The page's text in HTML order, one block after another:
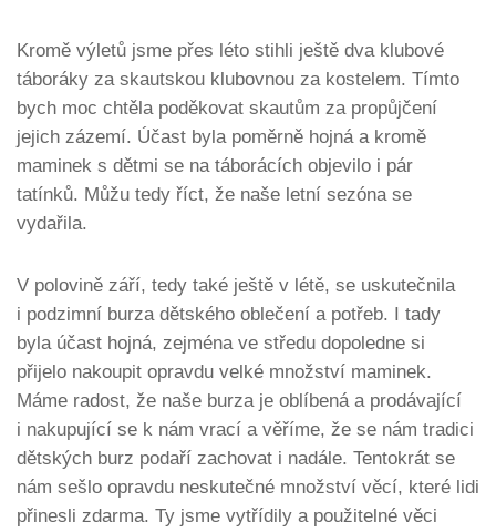
Kromě výletů jsme přes léto stihli ještě dva klubové
táboráky za skautskou klubovnou za kostelem. Tímto
bych moc chtěla poděkovat skautům za propůjčení
jejich zázemí. Účast byla poměrně hojná a kromě
maminek s dětmi se na táborácích objevilo i pár
tatínků. Můžu tedy říct, že naše letní sezóna se
vydařila.
V polovině září, tedy také ještě v létě, se uskutečnila
i podzimní burza dětského oblečení a potřeb. I tady
byla účast hojná, zejména ve středu dopoledne si
přijelo nakoupit opravdu velké množství maminek.
Máme radost, že naše burza je oblíbená a prodávající
i nakupující se k nám vrací a věříme, že se nám tradici
dětských burz podaří zachovat i nadále. Tentokrát se
nám sešlo opravdu neskutečné množství věcí, které lidi
přinesli zdarma. Ty jsme vytřídily a použitelné věci